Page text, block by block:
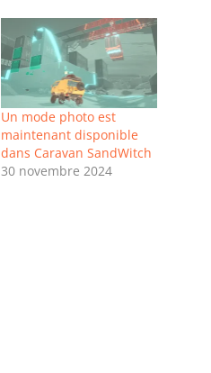
Un mode photo est
maintenant disponible
dans Caravan SandWitch
30 novembre 2024